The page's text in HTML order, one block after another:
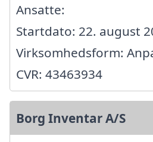
Ansatte:
Startdato: 22. august
Virksomhedsform:
CVR: 43463934
Borg Inventar A/S